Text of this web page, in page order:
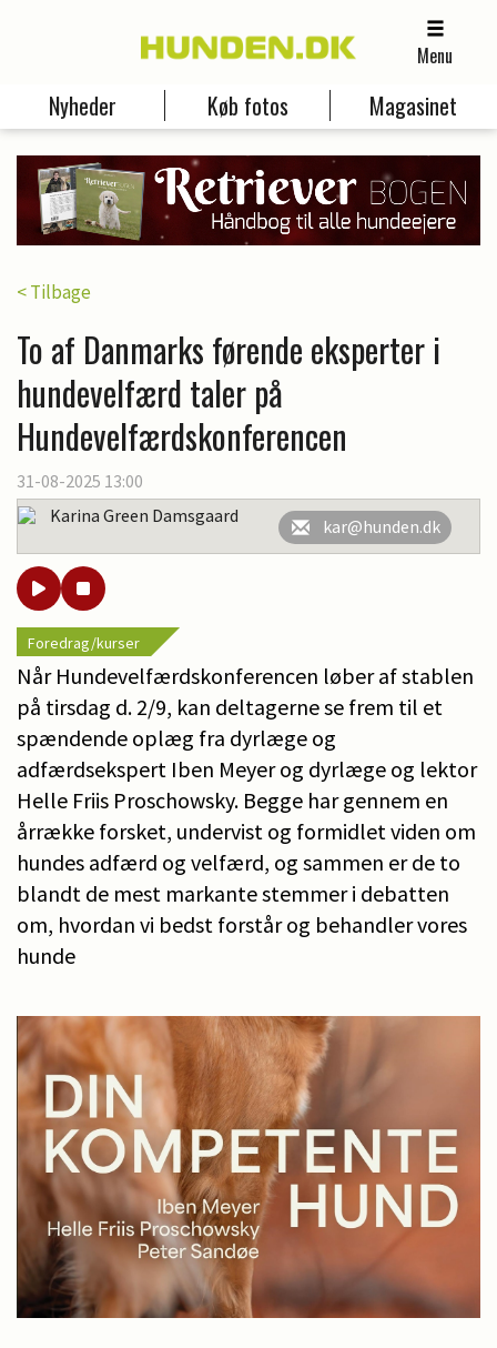
Menu
Nyheder Køb fotos Magasinet
< Tilbage
To af Danmarks førende eksperter i
hundevelfærd taler på
Hundevelfærdskonferencen
31-08-2025 13:00
Karina Green Damsgaard
kar@hunden.dk
Foredrag/kurser
Når Hundevelfærdskonferencen løber af stablen
på tirsdag d. 2/9, kan deltagerne se frem til et
spændende oplæg fra dyrlæge og
adfærdsekspert Iben Meyer og dyrlæge og lektor
Helle Friis Proschowsky. Begge har gennem en
årrække forsket, undervist og formidlet viden om
hundes adfærd og velfærd, og sammen er de to
blandt de mest markante stemmer i debatten
om, hvordan vi bedst forstår og behandler vores
hunde